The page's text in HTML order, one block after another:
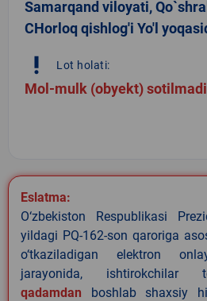
Samarqand viloyati,
CHorloq qishlog'i Yo'l
priority_high Lot holati:
Mol-mulk (obyekt) sotilmadi
Eslatma:
O‘zbekiston Respublikasi
yildagi PQ-162-son qaroriga
o‘tkaziladigan elektron
jarayonida, ishtirokchilar
qadamdan boshlab shaxsiy